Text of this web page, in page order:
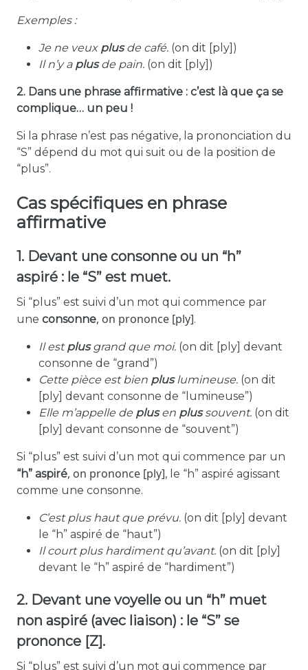
Exemples :
Je ne veux plusde café. (on dit [ply])
Il n’y a plusde pain. (on dit [ply])
2. Dans une phrase affirmative : c’est là que ça se
complique… un peu !
Si la phrase n’est pas négative, la prononciation du
“S” dépend du mot qui suit ou de la position de
“plus”.
Cas spécifiques en phrase
affirmative
1. Devant une consonne ou un “h”
aspiré : le “S” est muet.
Si “plus” est suivi d’un mot qui commence par
une consonne, on prononce [ply].
Il estplusgrand que moi. (on dit [ply] devant
consonne de “grand”)
Cette pièce est bien plus lumineuse. (on dit
[ply] devant consonne de “lumineuse”)
Elle m’appelle de plusen plussouvent. (on dit
[ply] devant consonne de “souvent”)
Si “plus” est suivi d’un mot qui commence par un
“h” aspiré, on prononce [ply], le “h” aspiré agissant
comme une consonne.
C’est plus haut que prévu. (on dit [ply] devant
le “h” aspiré de “haut”)
Il court plus hardiment qu’avant. (on dit [ply]
devant le “h” aspiré de “hardiment”)
2. Devant une voyelle ou un “h” muet
non aspiré (avec liaison) : le “S” se
prononce [Z].
Si “plus” est suivi d’un mot qui commence par